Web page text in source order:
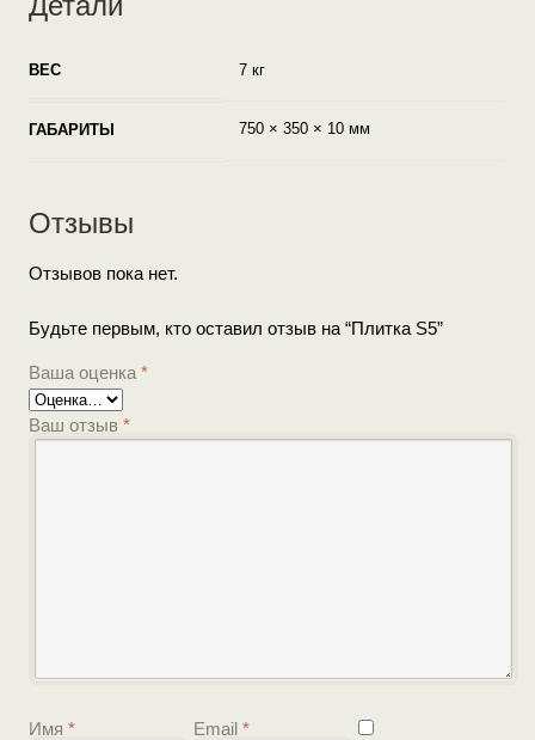
ВЕС 7 кг
ГАБАРИТЫ 750 × 350 × 10 мм
Отзывы
Отзывов пока нет.
Будьте первым, кто оставил отзыв на “Плитка S5”
Ваша оценка*
Ваш отзыв*
Имя* Email*